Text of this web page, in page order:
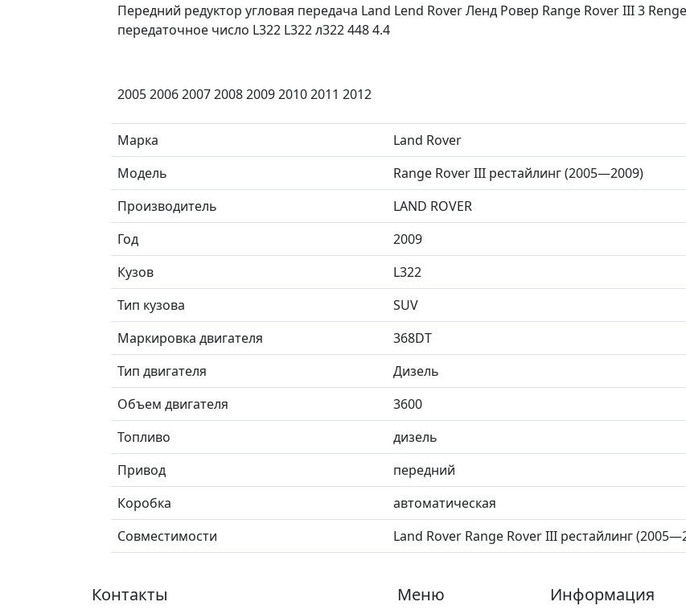
Передний редуктор угловая передача Land Lend Rover Ленд Ровeр Range Rover III 3
передаточное число L322 L322 л322 448 4.4
2005 2006 2007 2008 2009 2010 2011 2012
Марка
Land Rover
Модель
Range Rover III рестайлинг (2005—2009)
Производитель
LAND ROVER
Год
2009
Кузов
L322
Тип кузова
SUV
Маркировка двигателя
368DT
Тип двигателя
Дизель
Объем двигателя
3600
Топливо
дизель
Привод
передний
Коробка
автоматическая
Совместимости
Land Rover Range Rover III рестайлинг
Контакты Меню Информация